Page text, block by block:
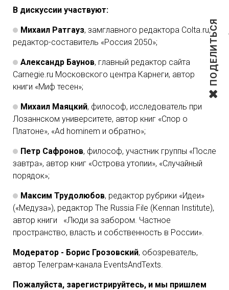
ПОДЕЛИТЬСЯ
В дискуссии участвуют:
Михаил Ратгауз, замглавного редактора Colta.ru,
редактор-составитель «Россия 2050»;
Александр Баунов, главный редактор сайта
Carnegie.ru Московского центра Карнеги, автор
книги «Миф тесен»;
Михаил Маяцкий, философ, исследователь при
Лозаннском университете, автор книг «Спор о
Платоне», «Ad hominem и обратно»;
Петр Сафронов, философ, участник группы «После
завтра», автор книг «Острова утопии», «Случайный
порядок»;
Максим Трудолюбов, редактор рубрики «Идеи»
(«Медуза»), редактор The Russia File (Kennan Institute),
автор книги «Люди за забором. Частное
пространство, власть и собственность в России».
Модератор - Борис Грозовский, обозреватель,
автор Телеграм-канала EventsAndTexts.
Пожалуйста, зарегистрируйтесь, и мы пришлем